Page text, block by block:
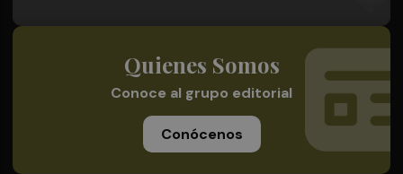
Quienes Somos
Conoce al grupo editorial
Conócenos